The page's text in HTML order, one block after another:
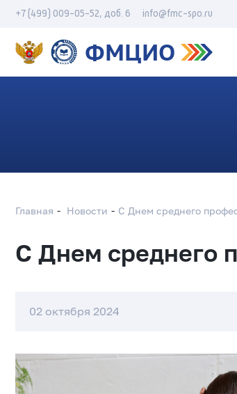
+7 (499) 009-05-52, доб. 6 info@fmc-spo.ru
ФМЦИО
Главная Новости С Днем среднего
С Днем среднего
02 октября 2024